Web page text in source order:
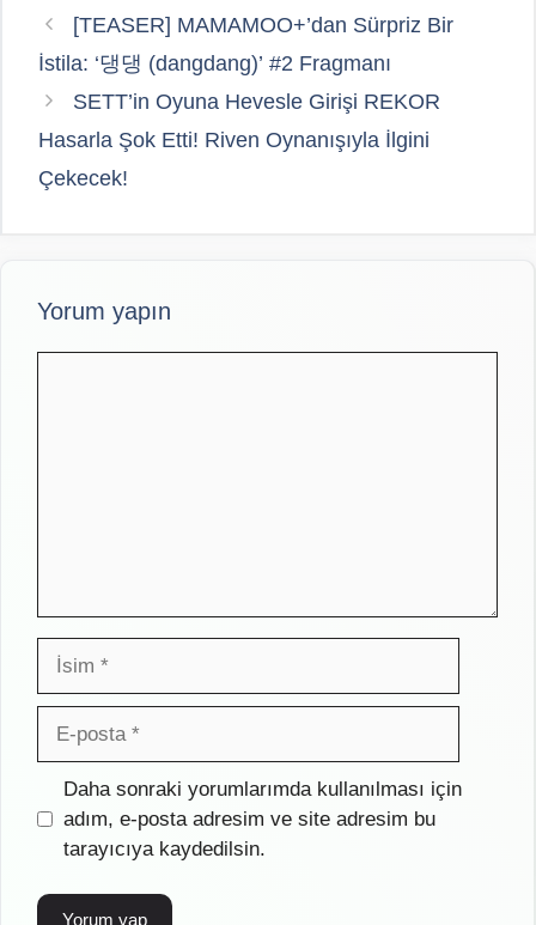
[TEASER] MAMAMOO+’dan Sürpriz Bir
İstila: ‘댕댕 (dangdang)’ #2 Fragmanı
SETT’in Oyuna Hevesle Girişi REKOR
Hasarla Şok Etti! Riven Oynanışıyla İlgini
Çekecek!
Yorum yapın
İsim
posta
İnternet
sitesi
Daha sonraki yorumlarımda kullanılması için
adım, e-posta adresim ve site adresim bu
tarayıcıya kaydedilsin.